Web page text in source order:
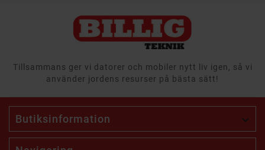
Tillsammans ger vi datorer och mobiler nytt liv igen, så vi
använder jordens resurser på bästa sätt!
Butiksinformation 